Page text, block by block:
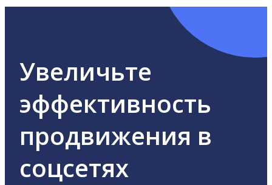
Увеличьте
эффективность
продвижения в
соцсетях